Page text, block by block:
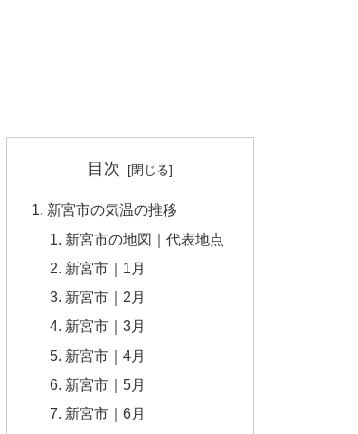
目次
新宮市の気温の推移
新宮市の地図｜代表地点
新宮市｜1月
新宮市｜2月
新宮市｜3月
新宮市｜4月
新宮市｜5月
新宮市｜6月